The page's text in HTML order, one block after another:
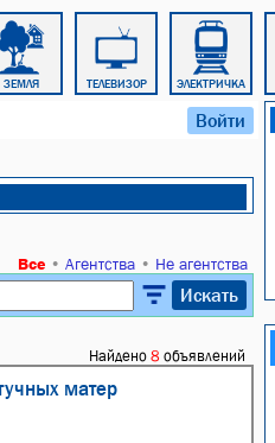
ЗЕМЛЯ ТЕЛЕВИЗОР ЭЛЕКТРИЧКА
Войти
Все• Агентства• Не агентства
Искать
Найдено 8 объявлений
матер